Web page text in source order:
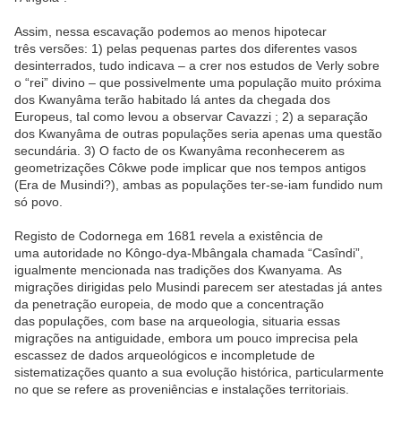
Assim, nessa escavação podemos ao menos hipotecar
três versões: 1) pelas pequenas partes dos diferentes vasos
desinterrados, tudo indicava – a crer nos estudos de Verly sobre
o “rei” divino – que possivelmente uma população muito próxima
dos Kwanyâma terão habitado lá antes da chegada dos
Europeus, tal como levou a observar Cavazzi ; 2) a separação
dos Kwanyâma de outras populações seria apenas uma questão
secundária. 3) O facto de os Kwanyâma reconhecerem as
geometrizações Côkwe pode implicar que nos tempos antigos
(Era de Musindi?), ambas as populações ter-se-iam fundido num
só povo.
Registo de Codornega em 1681 revela a existência de
uma autoridade no Kôngo-dya-Mbângala chamada “Casîndi”,
igualmente mencionada nas tradições dos Kwanyama. As
migrações dirigidas pelo Musindi parecem ser atestadas já antes
da penetração europeia, de modo que a concentração
das populações, com base na arqueologia, situaria essas
migrações na antiguidade, embora um pouco imprecisa pela
escassez de dados arqueológicos e incompletude de
sistematizações quanto a sua evolução histórica, particularmente
no que se refere as proveniências e instalações territoriais.